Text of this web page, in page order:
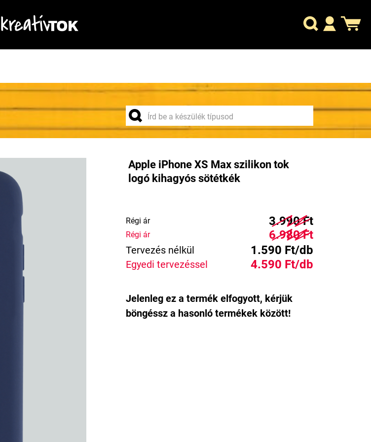
Apple iPhone XS Max szilikon tok
logó kihagyós sötétkék
Régi ár 3.990 Ft
Régi ár 6.980 Ft
Tervezés nélkül 1.590 Ft/db
Egyedi tervezéssel 4.590 Ft/db
Jelenleg ez a termék elfogyott, kérjük
böngéssz a hasonló termékek között!